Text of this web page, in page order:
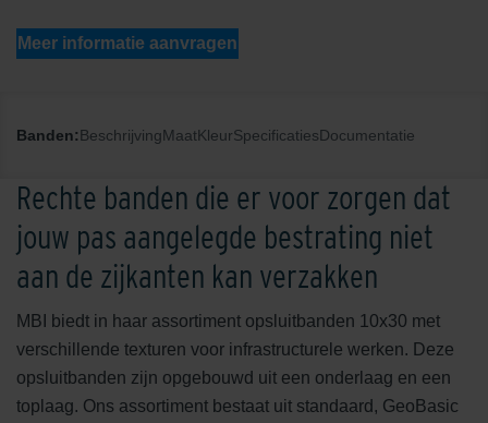
Meer informatie aanvragen
Banden:BeschrijvingMaatKleurSpecificatiesDocumentatie
Rechte banden die er voor zorgen dat
jouw pas aangelegde bestrating niet
aan de zijkanten kan verzakken
MBI biedt in haar assortiment opsluitbanden 10x30 met
verschillende texturen voor infrastructurele werken. Deze
opsluitbanden zijn opgebouwd uit een onderlaag en een
toplaag. Ons assortiment bestaat uit standaard, GeoBasic